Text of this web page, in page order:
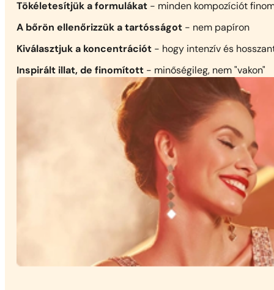
Tökéletesítjük a formulákat - minden kompozíciót
A bőrön ellenőrizzük a tartósságot - nem papíron
Kiválasztjuk a koncentrációt - hogy intenzív és
Inspirált illat, de finomított - minőségileg, nem "vakon"